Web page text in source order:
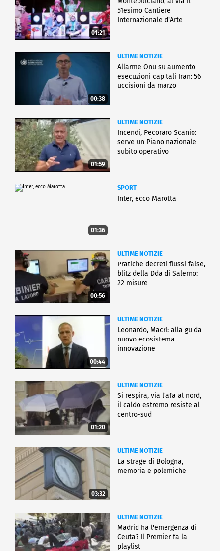
realizzato per l'occasione da Poste Italiane. Questo
annullo sarà utilizzato per la corrispondenza che
porterà il nome AEPI in tutto il mondo e il
francobollo sarà conservato nel Museo di Poste e
01:21
51esimo Cantiere
Internazionale d'Arte
00:38
ULTIME NOTIZIE
Allarme Onu su aumento
esecuzioni capitali Iran: 56
uccisioni da marzo
01:59
ULTIME NOTIZIE
Incendi, Pecoraro Scanio:
serve un Piano nazionale
subito operativo
01:36
SPORT
Inter, ecco Marotta
00:56
ULTIME NOTIZIE
Pratiche decreti flussi false,
blitz della Dda di Salerno:
22 misure
00:44
ULTIME NOTIZIE
Leonardo, Macrì: alla guida
nuovo ecosistema
innovazione
01:20
ULTIME NOTIZIE
Si respira, via l'afa al nord,
il caldo estremo resiste al
centro-sud
03:32
ULTIME NOTIZIE
La strage di Bologna,
memoria e polemiche
ULTIME NOTIZIE
Madrid ha l'emergenza di
Ceuta? Il Premier fa la
playlist